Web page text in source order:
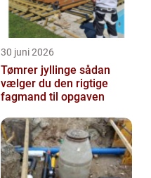
30 juni 2026
Tømrer jyllinge sådan
vælger du den rigtige
fagmand til opgaven